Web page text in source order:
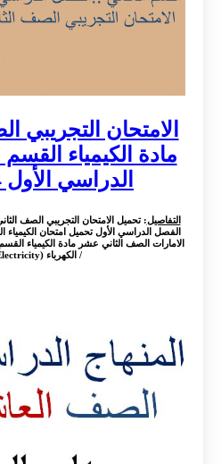
الامتحان التجريبي
مادة الكيمياء
الدراسي الأول 2014-2015
التفاصيل: تحميل الامتحان التجريبي الصف
الفصل الدراسي الأول تحميل امتحان
الامارات الصف الثاني عشر مادة الكيمياء
/ الكهرباء (Gas/Electricity) ...